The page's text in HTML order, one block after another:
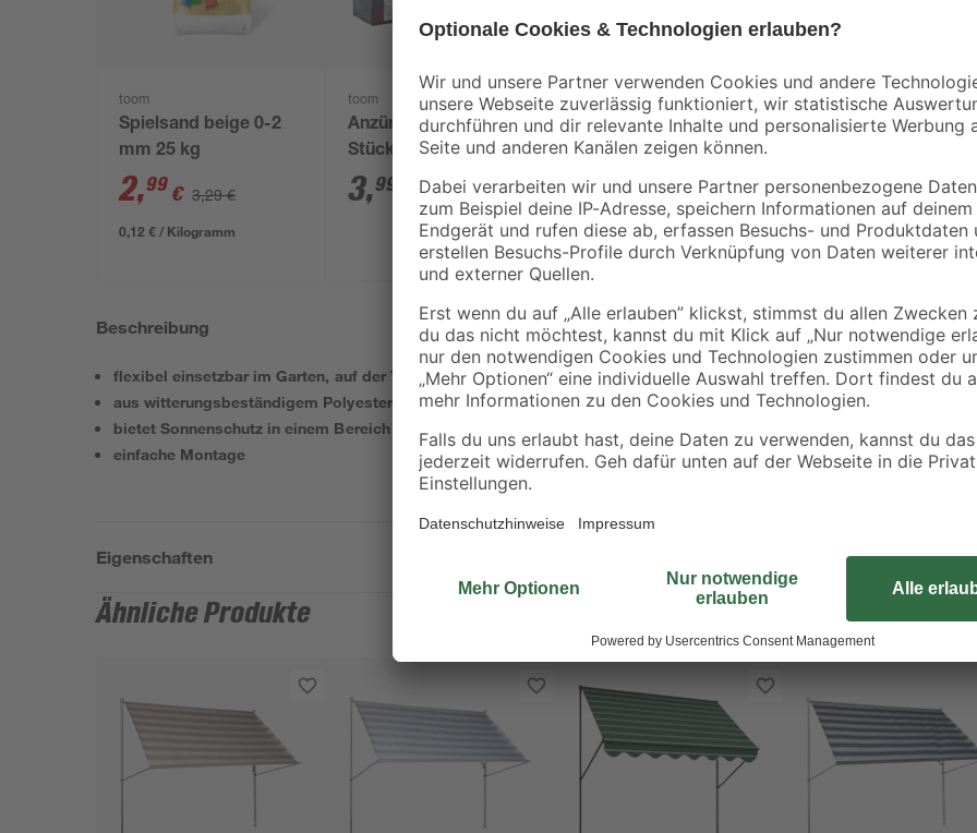
toom
Spielsand beige 0-2
mm 25 kg
2,99 € 3,29 €
0,12 € / Kilogramm
toom
Anzündwürfel 64
Stück
3,99
Anfeuerholz 5 dm³
2,99€
598,00 € / m³
toom
Grillanzünder 1 l
4,99€
4,99 € / Liter
Beschreibung
flexibel einsetzbar im Garten, auf der Terasse oder auf dem Balkon
aus witterungsbeständigem Polyesterstoff mit Polyurethan-Beschichtung
bietet Sonnenschutz in einem Bereich von 300 x 300 cm
einfache Montage
Die Schirmmarkise von Garden
Design und sorgt ohne
Sichtschutz. Sie misst 300 cm in
Aluminium bilden das stabile
Polyester. Greif jetzt zu und
Eigenschaften
Ähnliche Produkte